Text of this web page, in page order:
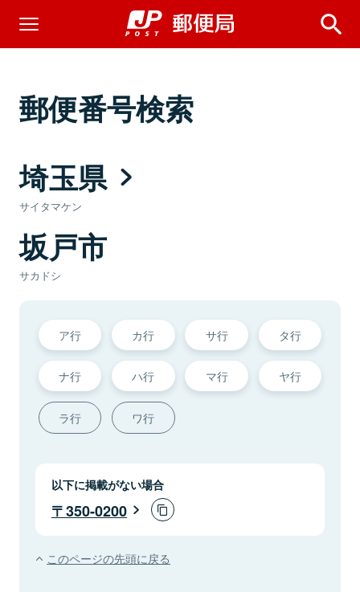
郵便番号検索
埼玉県
サイタマケン
坂戸市
サカドシ
ア行 カ行 サ行 タ行
ナ行 ハ行 マ行 ヤ行
ラ行 ワ行
以下に掲載がない場合
350-0200
このページの先頭に戻る